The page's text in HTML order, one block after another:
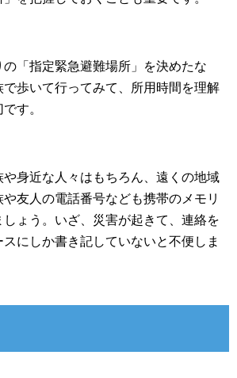
の「指定緊急避難場所」を決めたな
で歩いて行ってみて、所用時間を理解
す。
や身近な人々はもちろん、遠くの地域
友人の電話番号なども携帯のメモリ
ょう。いざ、災害が起きて、連絡を
にしか書き記していないと不便しま